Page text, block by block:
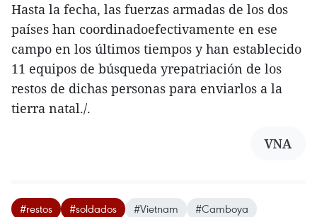
Hasta la fecha, las fuerzas armadas de los dos
países han coordinadoefectivamente en ese
campo en los últimos tiempos y han establecido
11 equipos de búsqueda yrepatriación de los
restos de dichas personas para enviarlos a la
tierra natal./.
VNA
#restos #soldados #Vietnam
#Camboya